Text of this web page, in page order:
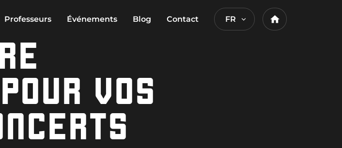
Professeurs Événements Blog Contact FR Home
VOS